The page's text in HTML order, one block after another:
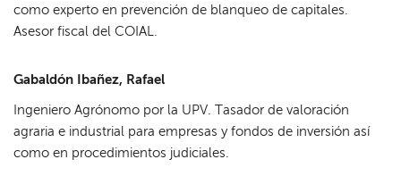
como experto en prevención de blanqueo de capitales.
Asesor fiscal del COIAL.
Gabaldón Ibañez, Rafael
Ingeniero Agrónomo por la UPV. Tasador de valoración
agraria e industrial para empresas y fondos de inversión así
como en procedimientos judiciales.